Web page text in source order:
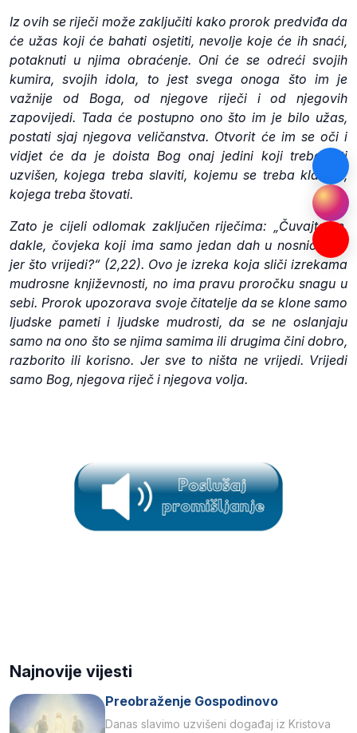
Iz ovih se riječi može zaključiti kako prorok predviđa da
će užas koji će bahati osjetiti, nevolje koje će ih snaći,
potaknuti u njima obraćenje. Oni će se odreći svojih
kumira, svojih idola, to jest svega onoga što im je
važnije od Boga, od njegove riječi i od njegovih
zapovijedi. Tada će postupno ono što im je bilo užas,
postati sjaj njegova veličanstva. Otvorit će im se oči i
vidjet će da je doista Bog onaj jedini koji treba biti
uzvišen, kojega treba slaviti, kojemu se treba klanjati,
kojega treba štovati.
Zato je cijeli odlomak zaključen riječima: „Čuvajte se,
dakle, čovjeka koji ima samo jedan dah u nosnicama:
jer što vrijedi?“ (2,22). Ovo je izreka koja sliči izrekama
mudrosne književnosti, no ima pravu proročku snagu u
sebi. Prorok upozorava svoje čitatelje da se klone samo
ljudske pameti i ljudske mudrosti, da se ne oslanjaju
samo na ono što se njima samima ili drugima čini dobro,
razborito ili korisno. Jer sve to ništa ne vrijedi. Vrijedi
samo Bog, njegova riječ i njegova volja.
Najnovije vijesti
Preobraženje Gospodinovo
Danas slavimo uzvišeni događaj iz Kristova